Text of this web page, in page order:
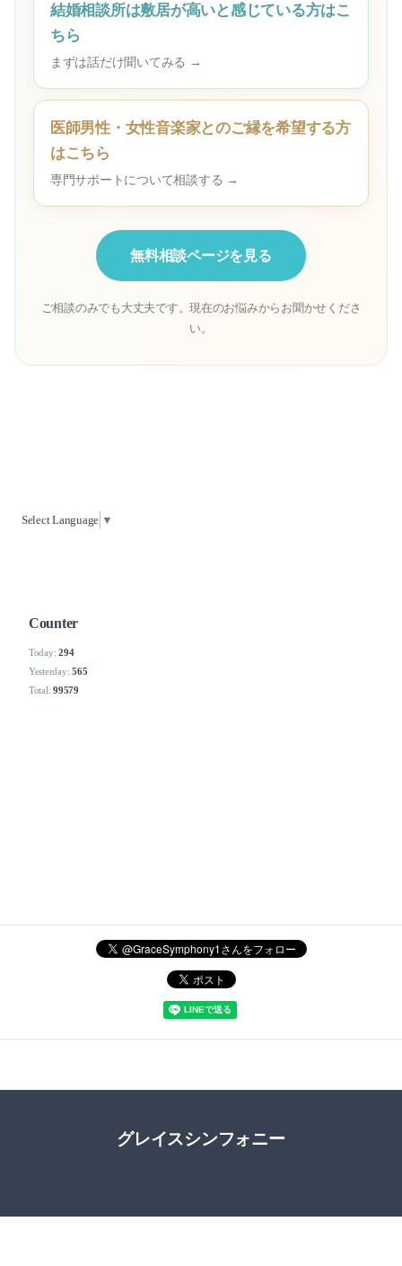
結婚相談所は敷居が高いと感じている方はこ
ちら
まずは話だけ聞いてみる →
医師男性・女性音楽家とのご縁を希望する方
はこちら
専門サポートについて相談する →
無料相談ページを見る
ご相談のみでも大丈夫です。現在のお悩みからお聞かせくださ
い。
Select Language ▼
Counter
Today:294
Yesterday:565
Total:99579
グレイスシンフォニー